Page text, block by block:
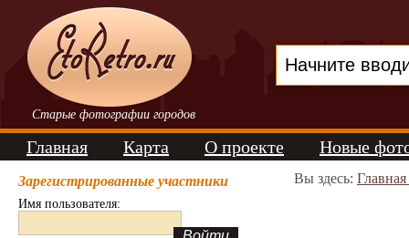
Старые фотографии городов
Главная Карта О проекте Новые
Зарегистрированные участники
Имя пользователя:
Вы здесь: